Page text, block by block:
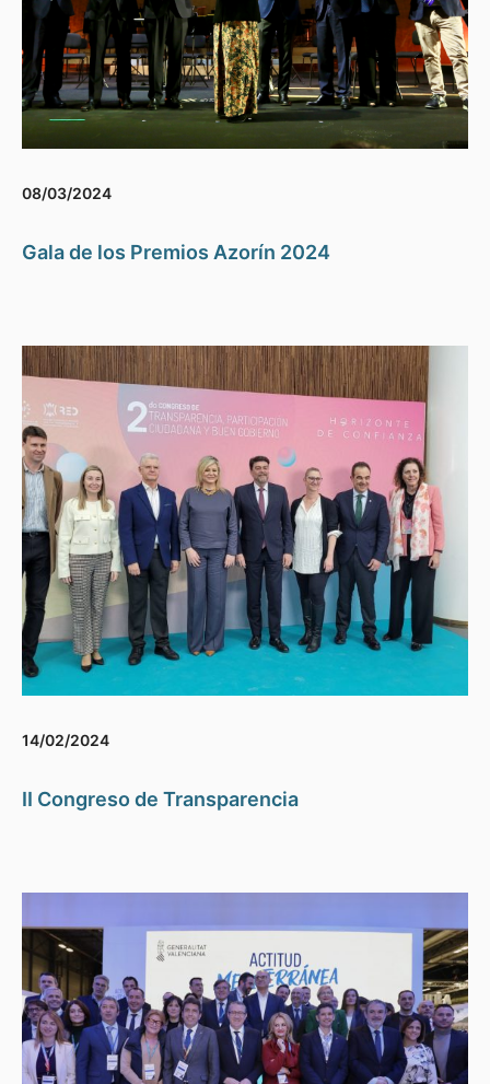
08/03/2024
Gala de los Premios Azorín 2024
14/02/2024
II Congreso de Transparencia